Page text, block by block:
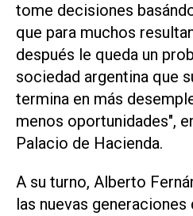
tome decisiones
que para muchos
después le queda un
sociedad argentina que
termina en más
menos oportunidades",
Palacio de Hacienda.
A su turno, Alberto
las nuevas